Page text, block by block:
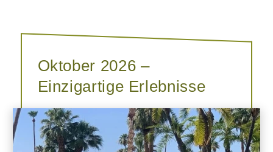
Oktober 2026 –
Einzigartige Erlebnisse